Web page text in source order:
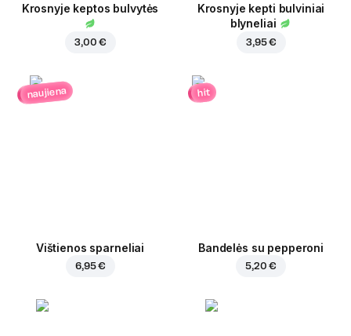
Krosnyje keptos bulvytės
3,00 €
Krosnyje kepti bulviniai
blyneliai
3,95 €
naujiena
Vištienos sparneliai
6,95 €
hit
Bandelės su pepperoni
5,20 €